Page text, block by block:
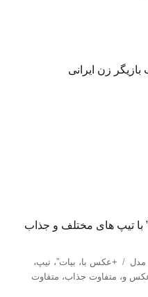
زن ایرانی
تیپ های مختلف و جذاب
برچسب‌ها
+عکس با، بیات”،تیپ،
و، متفاوت جذاب، متفاوت